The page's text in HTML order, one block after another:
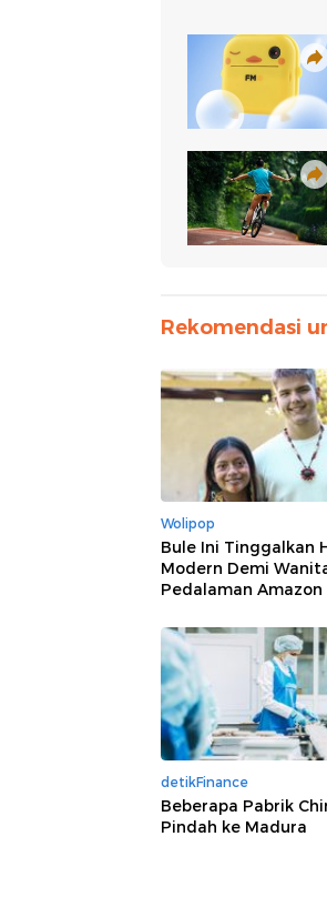
Rekomendasi
Wolipop
Bule Ini Tinggalkan
Modern Demi
Pedalaman Amazon
detikFinance
Beberapa Pabrik
Pindah ke Madura